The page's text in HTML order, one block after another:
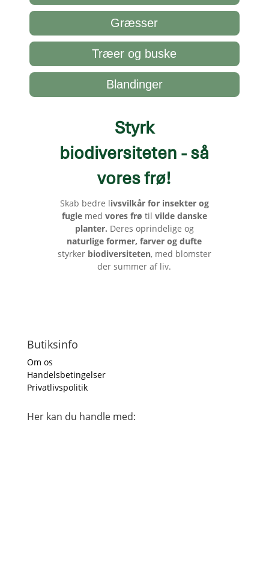
Græsser
Træer og buske
Blandinger
Styrk
biodiversiteten - så
vores frø!
Skab bedre livsvilkår for insekter og
fuglemed vores frø til vilde danske
planter. Deres oprindelige og
naturlige former, farver og dufte
styrker biodiversiteten, med blomster
der summer af liv.
Butiksinfo
Om os
Handelsbetingelser
Privatlivspolitik
Her kan du handle med: